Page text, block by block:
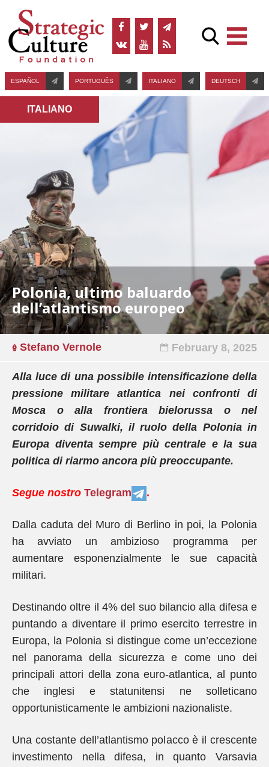
ESPAÑOL PORTUGUÊS ITALIANO DEUTSCH
ITALIANO
Polonia, ultimo baluardo
dell’atlantismo europeo
Stefano Vernole February 8, 2025
Alla luce di una possibile intensificazione della
pressione militare atlantica nei confronti di
Mosca o alla frontiera bielorussa o nel
corridoio di Suwalki, il ruolo della Polonia in
Europa diventa sempre più centrale e la sua
politica di riarmo ancora più preoccupante.
Segue nostro Telegram .
Dalla caduta del Muro di Berlino in poi, la Polonia
ha avviato un ambizioso programma per
aumentare esponenzialmente le sue capacità
militari.
Destinando oltre il 4% del suo bilancio alla difesa e
puntando a diventare il primo esercito terrestre in
Europa, la Polonia si distingue come un’eccezione
nel panorama della sicurezza e come uno dei
principali attori della zona euro-atlantica, al punto
che inglesi e statunitensi ne solleticano
opportunisticamente le ambizioni nazionaliste.
Una costante dell’atlantismo polacco è il crescente
investimento nella difesa, in quanto Varsavia